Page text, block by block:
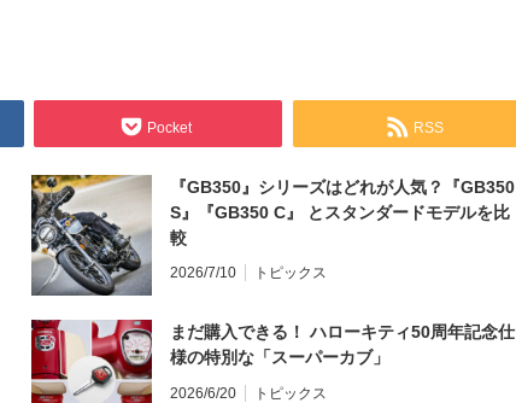
Pocket RSS
『GB350』シリーズはどれが人気？『GB350
S』『GB350 C』 とスタンダードモデルを比
較
2026/7/10 トピックス
まだ購入できる！ ハローキティ50周年記念仕
様の特別な「スーパーカブ」
2026/6/20 トピックス